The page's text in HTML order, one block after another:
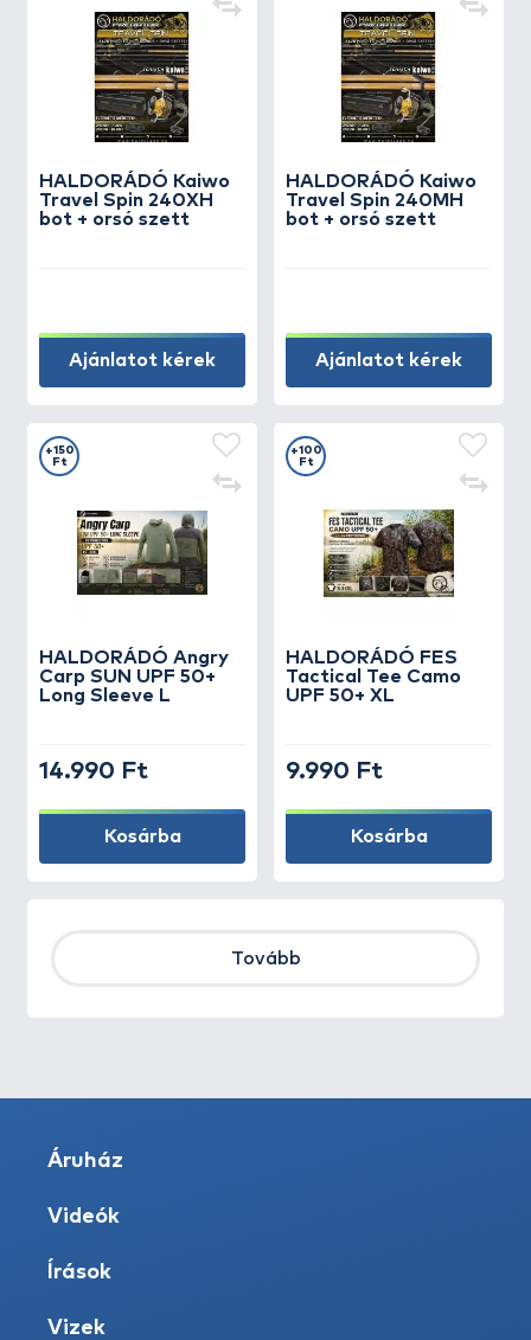
HALDORÁDÓ Kaiwo
Travel Spin 240XH
bot + orsó szett
Ajánlatot kérek
HALDORÁDÓ Kaiwo
Travel Spin 240MH
bot + orsó szett
Ajánlatot kérek
HALDORÁDÓ Angry
Carp SUN UPF 50+
Long Sleeve L
+150
Ft
14.990 Ft
Kosárba
HALDORÁDÓ FES
Tactical Tee Camo
UPF 50+ XL
+100
Ft
9.990 Ft
Kosárba
Tovább
Áruház
Videók
Írások
Vizek